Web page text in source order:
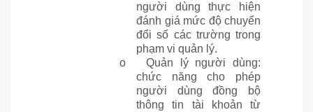
người dùng thực hiện
đánh giá mức độ chuyển
đổi số các trường trong
phạm vi quản lý.
o
Quản lý người dùng:
chức năng cho phép
người dùng đồng bộ
thông tin tài khoản từ